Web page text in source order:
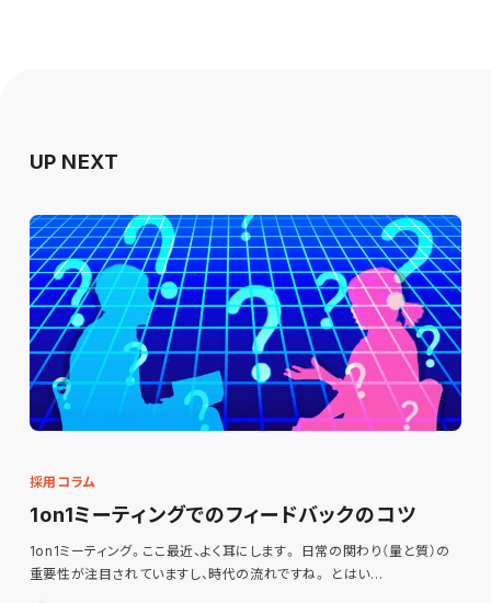
UP NEXT
採用コラム
1on1ミーティングでのフィードバックのコツ
1on1ミーティング。ここ最近、よく耳にします。 日常の関わり（量と質）の
重要性が注目されていますし、時代の流れですね。 とはい…